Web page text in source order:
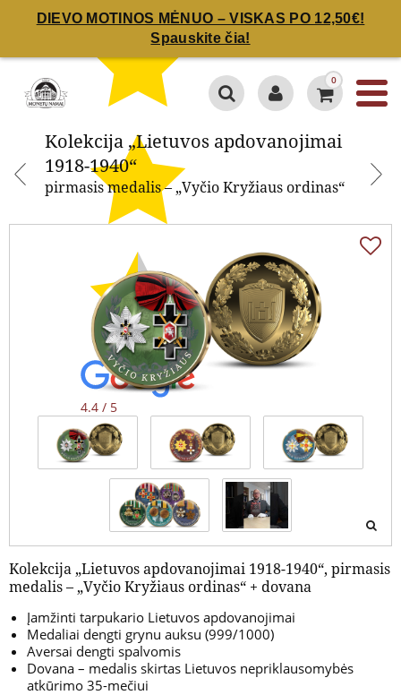
DIEVO MOTINOS MĖNUO – VISKAS PO 12,50€!
Spauskite čia!
4.4 / 5
0
Kolekcija „Lietuvos apdovanojimai
1918-1940“
pirmasis medalis – „Vyčio Kryžiaus ordinas“
Kolekcija „Lietuvos apdovanojimai 1918-1940“, pirmasis
medalis – „Vyčio Kryžiaus ordinas“ + dovana
Įamžinti tarpukario Lietuvos apdovanojimai
Medaliai dengti grynu auksu (999/1000)
Aversai dengti spalvomis
Dovana – medalis skirtas Lietuvos nepriklausomybės
atkūrimo 35-mečiui
Kolekcija „Lietuvos
apdovanojimai 1918-1940“